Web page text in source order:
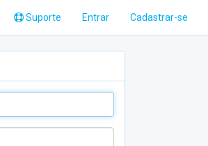
Suporte Entrar Cadastrar-se